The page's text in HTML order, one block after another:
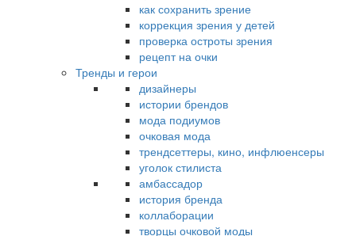
как сохранить зрение
коррекция зрения у детей
проверка остроты зрения
рецепт на очки
Тренды и герои
дизайнеры
истории брендов
мода подиумов
очковая мода
трендсеттеры, кино, инфлюенсеры
уголок стилиста
амбассадор
история бренда
коллаборации
творцы очковой моды